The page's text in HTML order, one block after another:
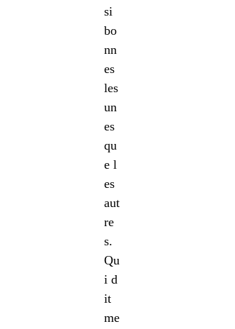
si
bo
nn
es
les
un
es
qu
e l
es
aut
re
s.
Qu
i d
it
me